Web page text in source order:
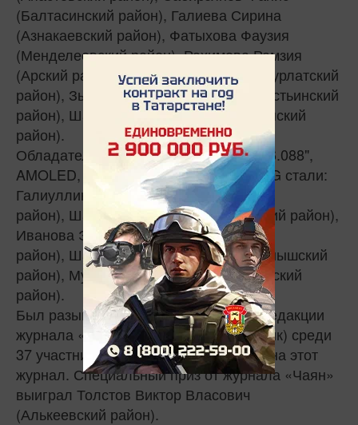
(Балтасинский район), Галиева Сирина
(Азнакаевский район), Фатыхова Фаузия
(Менделеевский район), Рахимова Рамзия
(Арский район), Галиева Зульфира (Нурлатский
район), Зыятдинова Венера (Камско-Устьинский
район), Шарипова Гульниса (Балтасинский
район).
Обладателями смартфонов Дисплей 6.088",
AMOLED, 4 Гб, камера 48Мп, 2 SIM, 4G стали:
Галиуллина Гульсина (Алькеевский
район), Шавалиева Раиля (Апастовский район),
Иванова Эльвина (Балтасинский
район), Шайхутдинова Фанзила (Актанышский
район), Мухамадиева Розалия (Сабинский
район).
Был разыгран специальный приз от редакции
журнала «Чаян» (электрический чайник) среди
37 участников акции, подписавшихся на этот
журнал. Специальный приз от журнала «Чаян»
выиграл Толстов Виктор Власович
(Алькеевский район).